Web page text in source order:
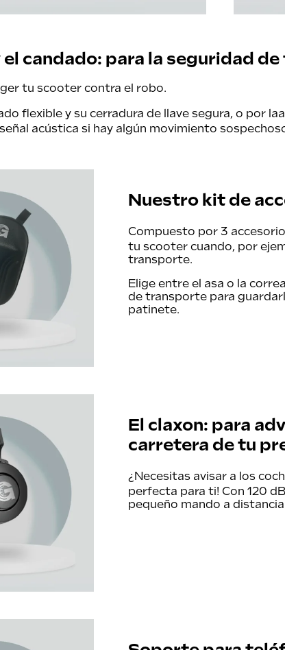
el candado: para la seguridad
tu scooter contra el robo.
flexible y su cerradura de llave segura, o por la
acústica si hay algún movimiento
Nuestro kit de
Compuesto por 3
tu scooter cuando, por
transporte.
Elige entre el asa o la
de transporte para
patinete.
El claxon: para
carretera de tu
¿Necesitas avisar a los
perfecta para ti! Con 120
pequeño mando a